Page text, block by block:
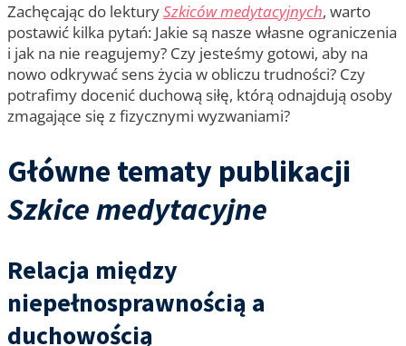
Zachęcając do lekturySzkiców medytacyjnych, warto
postawić kilka pytań: Jakie są nasze własne ograniczenia
i jak na nie reagujemy? Czy jesteśmy gotowi, aby na
nowo odkrywać sens życia w obliczu trudności? Czy
potrafimy docenić duchową siłę, którą odnajdują osoby
zmagające się z fizycznymi wyzwaniami?
Główne tematy publikacji
Szkice medytacyjne
Relacja między
niepełnosprawnością a
duchowością